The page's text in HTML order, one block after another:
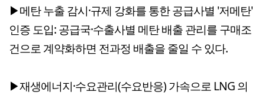
▶메탄 누출 감시·규제 강화를 통한 공급사별 '저메탄'
인증 도입: 공급국·수출사별 메탄 배출 관리를 구매조
건으로 계약화하면 전과정 배출을 줄일 수 있다.
▶재생에너지·수요관리(수요반응) 가속으로 LNG 의